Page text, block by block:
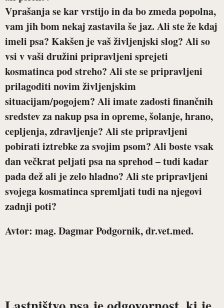
Vprašanja se kar vrstijo in da bo zmeda popolna,
vam jih bom nekaj zastavila še jaz. Ali ste že kdaj
imeli psa? Kakšen je vaš življenjski slog? Ali so
vsi v vaši družini pripravljeni sprejeti
kosmatinca pod streho? Ali ste se pripravljeni
prilagoditi novim življenjskim
situacijam/pogojem? Ali imate zadosti finančnih
sredstev za nakup psa in opreme, šolanje, hrano,
cepljenja, zdravljenje? Ali ste pripravljeni
pobirati iztrebke za svojim psom? Ali boste vsak
dan večkrat peljati psa na sprehod – tudi kadar
pada dež ali je zelo hladno? Ali ste pripravljeni
svojega kosmatinca spremljati tudi na njegovi
zadnji poti?
Avtor: mag. Dagmar Podgornik, dr.vet.med.